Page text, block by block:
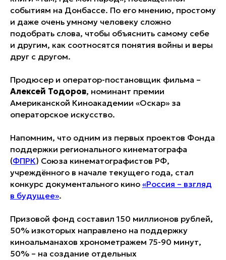
событиям на Донбассе. По его мнению, простому
и даже очень умному человеку сложно
подобрать слова, чтобы объяснить самому себе
и другим, как соотносятся понятия войны и веры
друг с другом.
Продюсер и оператор-постановщик фильма –
Алексей Тодоров, номинант премии
Американской Киноакадемии «Оскар» за
операторское искусство.
Напомним, что одним из первых проектов Фонда
поддержки регионального кинематографа
(ФПРК) Союза кинематографистов РФ,
учреждённого в начале текущего года, стал
конкурс документального кино «Россия – взгляд
в будущее».
Призовой фонд составил 150 миллионов рублей,
50% изкоторых направлено на поддержку
киноальманахов хронометражем 75-90 минут,
50% – на создание отдельных